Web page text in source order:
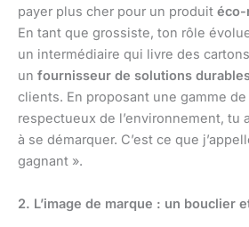
payer plus cher pour un produit éco-
En tant que grossiste, ton rôle
un intermédiaire qui livre des
un fournisseur de solutions
clients. En proposant une gamme
respectueux de l’environnement, tu
à se démarquer. C’est ce que
gagnant ».
2. L’image de marque : un bouclier